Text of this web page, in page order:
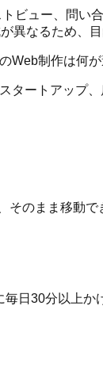
ビュー、問い
異なるため、
Web制作は何が
タートアップ
そのまま移動で
日30分以上